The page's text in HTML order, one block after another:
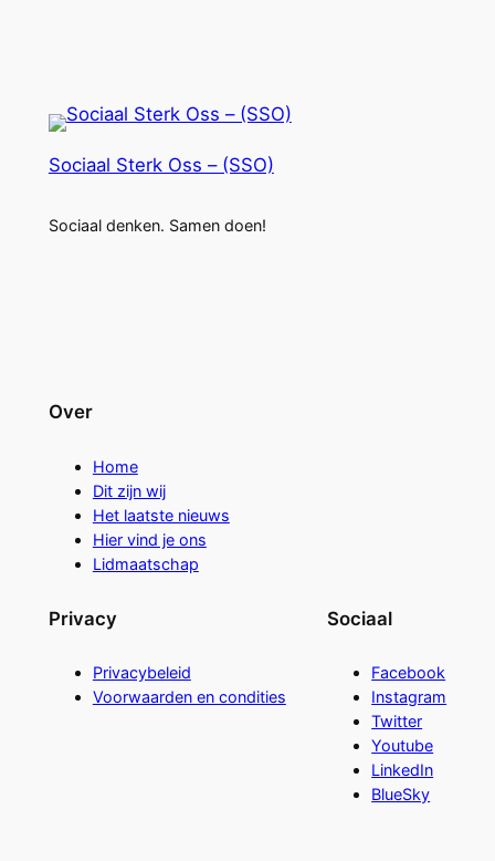
Sociaal Sterk Oss – (SSO)
Sociaal denken. Samen doen!
Over
Home
Dit zijn wij
Het laatste nieuws
Hier vind je ons
Lidmaatschap
Privacy
Privacybeleid
Voorwaarden en condities
Sociaal
Facebook
Instagram
Twitter
Youtube
LinkedIn
BlueSky